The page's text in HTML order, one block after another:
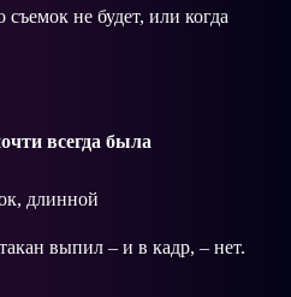
не будет, или когда
всегда была
длинной
выпил – и в кадр, – нет.